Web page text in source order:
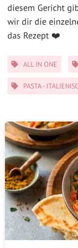
diesem Gericht
wir dir die
das Rezept ❤️
Kategorien
ALL IN ONE
PASTA -